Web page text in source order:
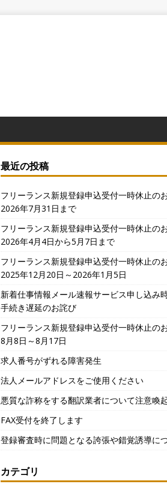
最近の投稿
フリーランス新規登録申込受付一時休止の
2026年7月31日まで
フリーランス新規登録申込受付一時休止の
2026年4月4日から5月7日まで
フリーランス新規登録申込受付一時休止の
2025年12月20日～2026年1月5日
新着仕事情報メール速報サービス申し込み
手続き遅延のお詫び
フリーランス新規登録申込受付一時休止の
8月8日～8月17日
求人番号がずれる障害発生
法人メールアドレスをご使用ください
悪質な詐称をする翻訳業者について注意喚
FAX受付を終了します
登録審査時に問題となる誇張や錯覚誘導に
カテゴリ